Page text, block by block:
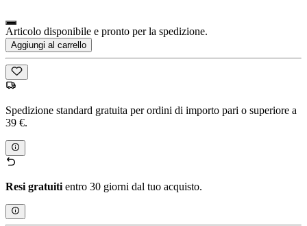
Articolo disponibile e pronto per la spedizione.
Aggiungi al carrello
Spedizione standard gratuita per ordini di importo pari o superiore a
39 €.
Resi gratuiti entro 30 giorni dal tuo acquisto.